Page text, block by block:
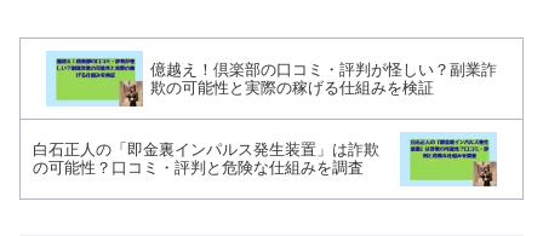
億越え！倶楽部の口コミ・評判が怪しい？副業詐
欺の可能性と実際の稼げる仕組みを検証
白石正人の「即金裏インパルス発生装置」は詐欺
の可能性？口コミ・評判と危険な仕組みを調査